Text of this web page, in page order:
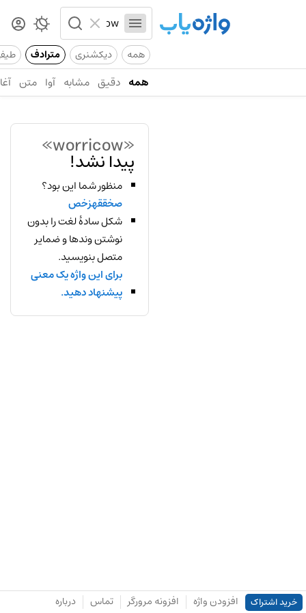
همه دیکشنری مترادف
همه دقیق مشابه آوا متن
«worricow»
پیدا نشد!
منظور شما این بود؟
صخققهزخص
شکل سادهٔ لغت را بدون
نوشتن وندها و ضمایر
متصل بنویسید.
برای این واژه یک معنی
پیشنهاد دهید.
خرید اشتراک افزودن واژه افزونه مرورگر تماس درباره